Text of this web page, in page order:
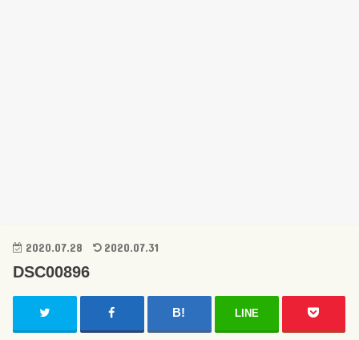
2020.07.28 2020.07.31
DSC00896
LINE